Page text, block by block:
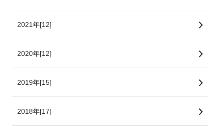
2021年[12]
2020年[12]
2019年[15]
2018年[17]